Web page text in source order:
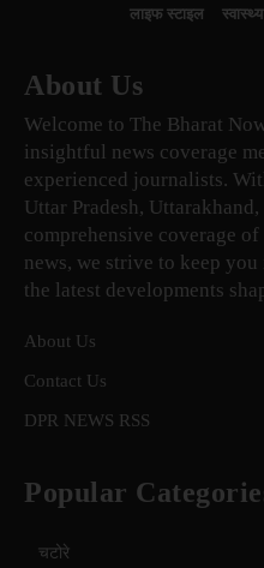
लाइफ स्टाइल
स्वास्थ्य
About Us
Welcome to The Bharat
insightful news coverage
experienced journalists.
Uttar Pradesh,
comprehensive coverage
news, we strive to keep
the latest developments
About Us
Contact Us
DPR NEWS RSS
Popular
चटोरे